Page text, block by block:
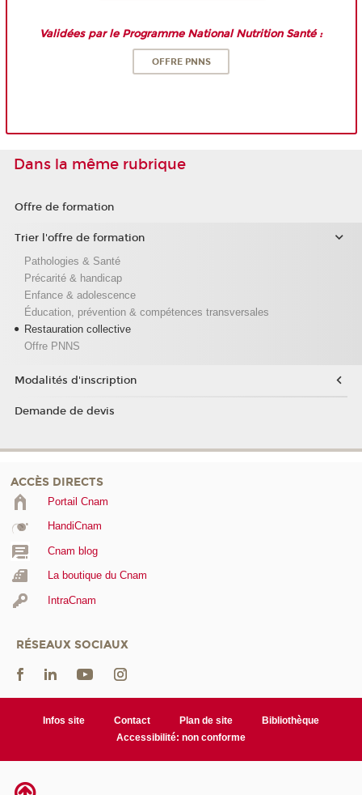
Validées par le Programme National Nutrition Santé :
OFFRE PNNS
Dans la même rubrique
Offre de formation
Trier l'offre de formation
Pathologies & Santé
Précarité & handicap
Enfance & adolescence
Éducation, prévention & compétences transversales
Restauration collective
Offre PNNS
Modalités d'inscription
Demande de devis
ACCÈS DIRECTS
Portail Cnam
HandiCnam
Cnam blog
La boutique du Cnam
IntraCnam
RÉSEAUX SOCIAUX
Infos site Contact Plan de site
Bibliothèque
Accessibilité: non conforme